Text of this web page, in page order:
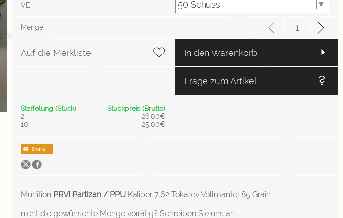
VE
Menge:
Auf die Merkliste In den Warenkorb
Frage zum Artikel
Staffelung (Stück)
Stückpreis (Brutto)
2
26,00€
10
25,00€
Munition PRVI Partizan / PPU Kaliber 7,62 Tokarev Vollmantel 85 Grain
nicht die gewünschte Menge vorrätig? Schreiben Sie uns an......